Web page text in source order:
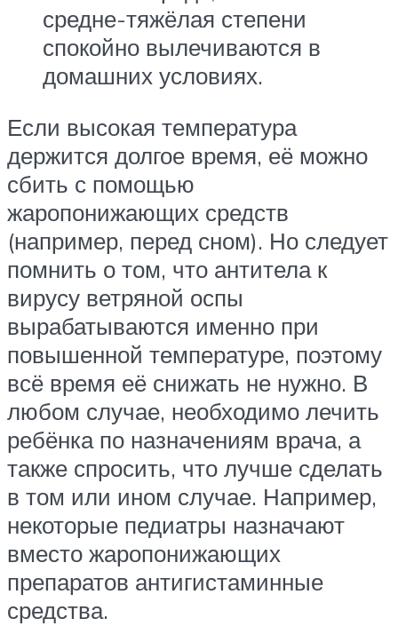
средне-тяжёлая степени
спокойно вылечиваются в
домашних условиях.
Если высокая температура
держится долгое время, её можно
сбить с помощью
жаропонижающих средств
(например, перед сном). Но следует
помнить о том, что антитела к
вирусу ветряной оспы
вырабатываются именно при
повышенной температуре, поэтому
всё время её снижать не нужно. В
любом случае, необходимо лечить
ребёнка по назначениям врача, а
также спросить, что лучше сделать
в том или ином случае. Например,
некоторые педиатры назначают
вместо жаропонижающих
препаратов антигистаминные
средства.